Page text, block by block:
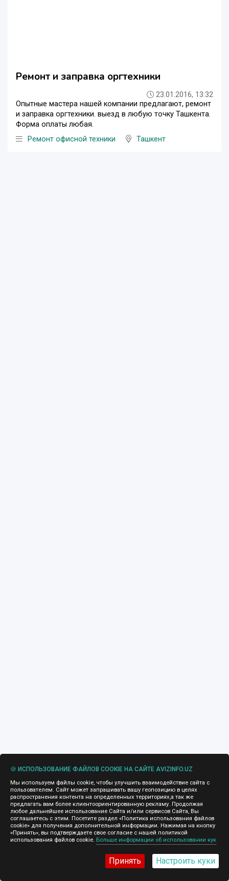
Ремонт и заправка оргтехники
23.01.2016, 13:32
Опытные мастера нашей компании предлагают, ремонт
и заправка оргтехники. выезд в любую точку Ташкента.
Форма оплаты любая.
Ремонт офисной техники
Ташкент
🍪 ИСПОЛЬЗОВАНИЕ ФАЙЛОВ COOKIE НА САЙТЕ AVIZINFO.UZ
Мы используем файлы cookie, чтобы улучшить взаимодействие сайта с
пользователем. Сайт может запрашивать вашу геопозицию в целях
распространения контента на определенных территориях,а так же
предлагать вам более клиентоориентированную рекламу. Продолжая
любое дальнейшее использование Сайта и/или сервисов Сайта, Вы
соглашаетесь с этим. Посетите раздел «Политика использования файлов
cookie» для получения дополнительной информации. Нажимая на кнопку
«Принять», вы подтверждаете свое согласие с нашей политикой
использования файлов cookie. Больше информации об использовании кук
Принять Настроить куки